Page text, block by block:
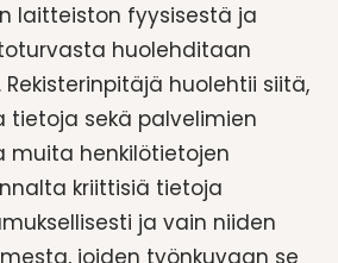
laitteiston fyysisestä ja
huolehditaan
huolehtii siitä,
sekä palvelimien
muita henkilötietojen
kriittisiä tietoja
ja vain niiden
joiden työnkuvaan se